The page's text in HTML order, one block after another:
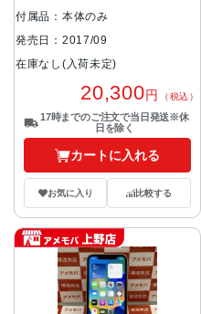
付属品：本体のみ
発売日：2017/09
在庫なし(入荷未定)
20,300円 （税込）
17時までのご注文で当日発送※休
日を除く
カートに入れる
お気に入り 比較する